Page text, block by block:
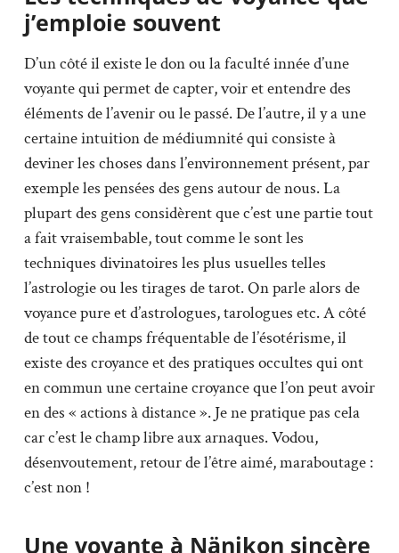
j’emploie souvent
D’un côté il existe le don ou la faculté innée d’une
voyante qui permet de capter, voir et entendre des
éléments de l’avenir ou le passé. De l’autre, il y a une
certaine intuition de médiumnité qui consiste à
deviner les choses dans l’environnement présent, par
exemple les pensées des gens autour de nous. La
plupart des gens considèrent que c’est une partie tout
a fait vraisembable, tout comme le sont les
techniques divinatoires les plus usuelles telles
l’astrologie ou les tirages de tarot. On parle alors de
voyance pure et d’astrologues, tarologues etc. A côté
de tout ce champs fréquentable de l’ésotérisme, il
existe des croyance et des pratiques occultes qui ont
en commun une certaine croyance que l’on peut avoir
en des « actions à distance ». Je ne pratique pas cela
car c’est le champ libre aux arnaques. Vodou,
désenvoutement, retour de l’être aimé, maraboutage :
c’est non !
Une voyante à Nänikon sincère